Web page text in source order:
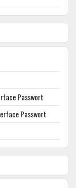
Passwort
Passwort